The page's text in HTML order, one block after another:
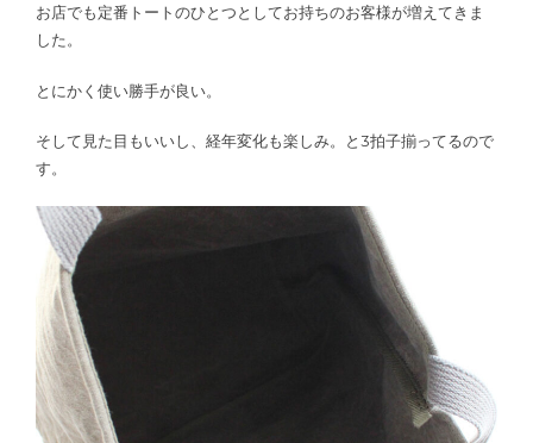
お店でも定番トートのひとつとしてお持ちのお客様が増えてきま
した。
とにかく使い勝手が良い。
そして見た目もいいし、経年変化も楽しみ。と3拍子揃ってるので
す。